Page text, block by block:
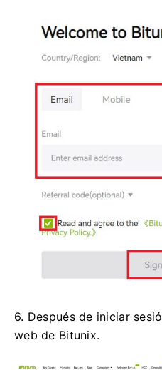
6. Después de iniciar
web de Bitunix.